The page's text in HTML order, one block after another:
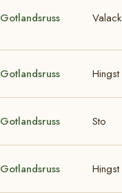
Gotlandsruss Valack
Gotlandsruss Hingst
Gotlandsruss Sto
Gotlandsruss Hingst